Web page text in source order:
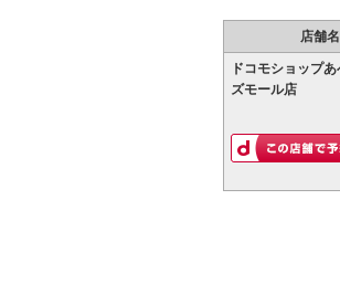
店舗名
ドコモショップ
ズモール店